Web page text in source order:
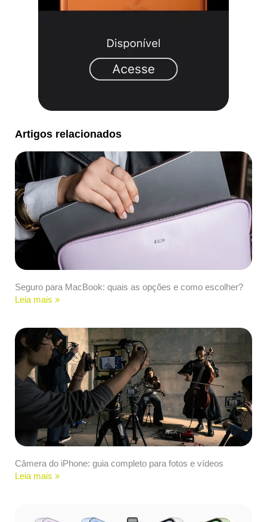
Artigos relacionados
Seguro para MacBook: quais as opções e como escolher?
Leia mais »
Câmera do iPhone: guia completo para fotos e vídeos
Leia mais »